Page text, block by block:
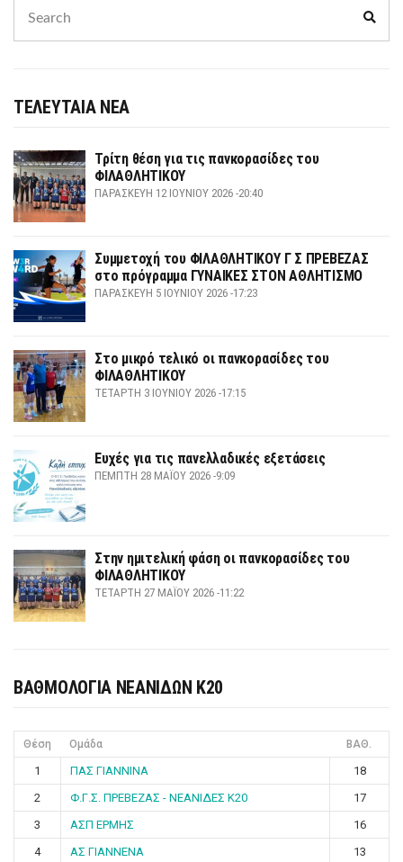
for:
ΤΕΛΕΥΤΑΙΑ ΝΕΑ
Τρίτη θέση για τις πανκορασίδες του
ΦΙΛΑΘΛΗΤΙΚΟΥ
ΠΑΡΑΣΚΕΥΉ 12 ΙΟΥΝΊΟΥ 2026 -20:40
Συμμετοχή του ΦΙΛΑΘΛΗΤΙΚΟΥ Γ Σ ΠΡΕΒΕΖΑΣ
στο πρόγραμμα ΓΥΝΑΙΚΕΣ ΣΤΟΝ ΑΘΛΗΤΙΣΜΟ
ΠΑΡΑΣΚΕΥΉ 5 ΙΟΥΝΊΟΥ 2026 -17:23
Στο μικρό τελικό οι πανκορασίδες του
ΦΙΛΑΘΛΗΤΙΚΟΥ
ΤΕΤΆΡΤΗ 3 ΙΟΥΝΊΟΥ 2026 -17:15
Ευχές για τις πανελλαδικές εξετάσεις
ΠΈΜΠΤΗ 28 ΜΑΪ́ΟΥ 2026 -9:09
Στην ημιτελική φάση οι πανκορασίδες του
ΦΙΛΑΘΛΗΤΙΚΟΥ
ΤΕΤΆΡΤΗ 27 ΜΑΪ́ΟΥ 2026 -11:22
ΒΑΘΜΟΛΟΓΙΑ ΝΕΑΝΙΔΩΝ Κ20
Θέση Ομάδα ΒΑΘ.
1 ΠΑΣ ΓΙΑΝΝΙΝΑ
18
2
Φ.Γ.Σ. ΠΡΕΒΕΖΑΣ - ΝΕΑΝΙΔΕΣ Κ20
17
3
ΑΣΠ ΕΡΜΗΣ
16
4
ΑΣ ΓΙΑΝΝΕΝΑ
13